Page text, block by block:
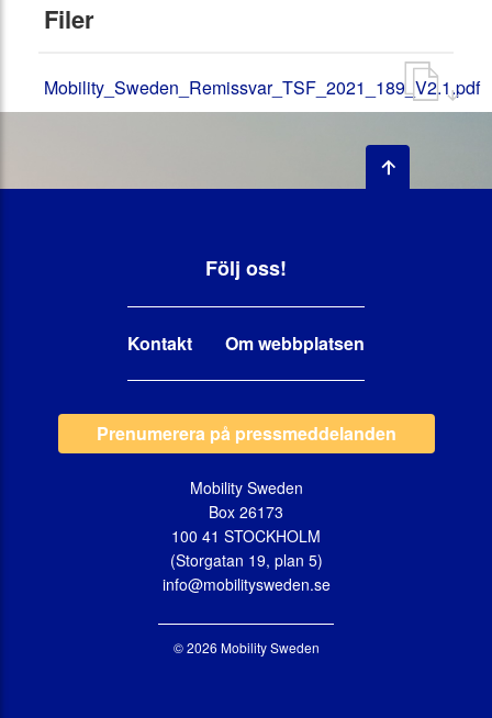
Filer
Mobility_Sweden_Remissvar_TSF_2021_189_V2.1.pdf
Följ oss!
Kontakt Om webbplatsen
Prenumerera på pressmeddelanden
Mobility Sweden
Box 26173
100 41 STOCKHOLM
(Storgatan 19, plan 5)
info@mobilitysweden.se
© 2026 Mobility Sweden